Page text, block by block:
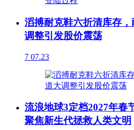
滔搏耐克鞋六折清库存
调整引发股价震荡
7 07.23
流浪地球3定档2027年春
聚焦新生代拯救人类文明